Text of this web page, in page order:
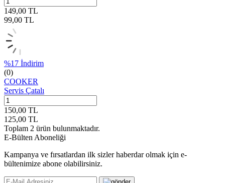
149,00 TL
99,00 TL
%17 İndirim
(0)
COOKER
Servis Çatalı
150,00 TL
125,00 TL
Toplam 2 ürün bulunmaktadır.
E-Bülten Aboneliği
Kampanya ve fırsatlardan ilk sizler haberdar olmak için e-
bültenimize abone olabilirsiniz.